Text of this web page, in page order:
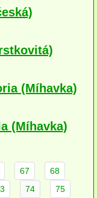
(Míhavka)
(Míhavka)
67
68
74
75